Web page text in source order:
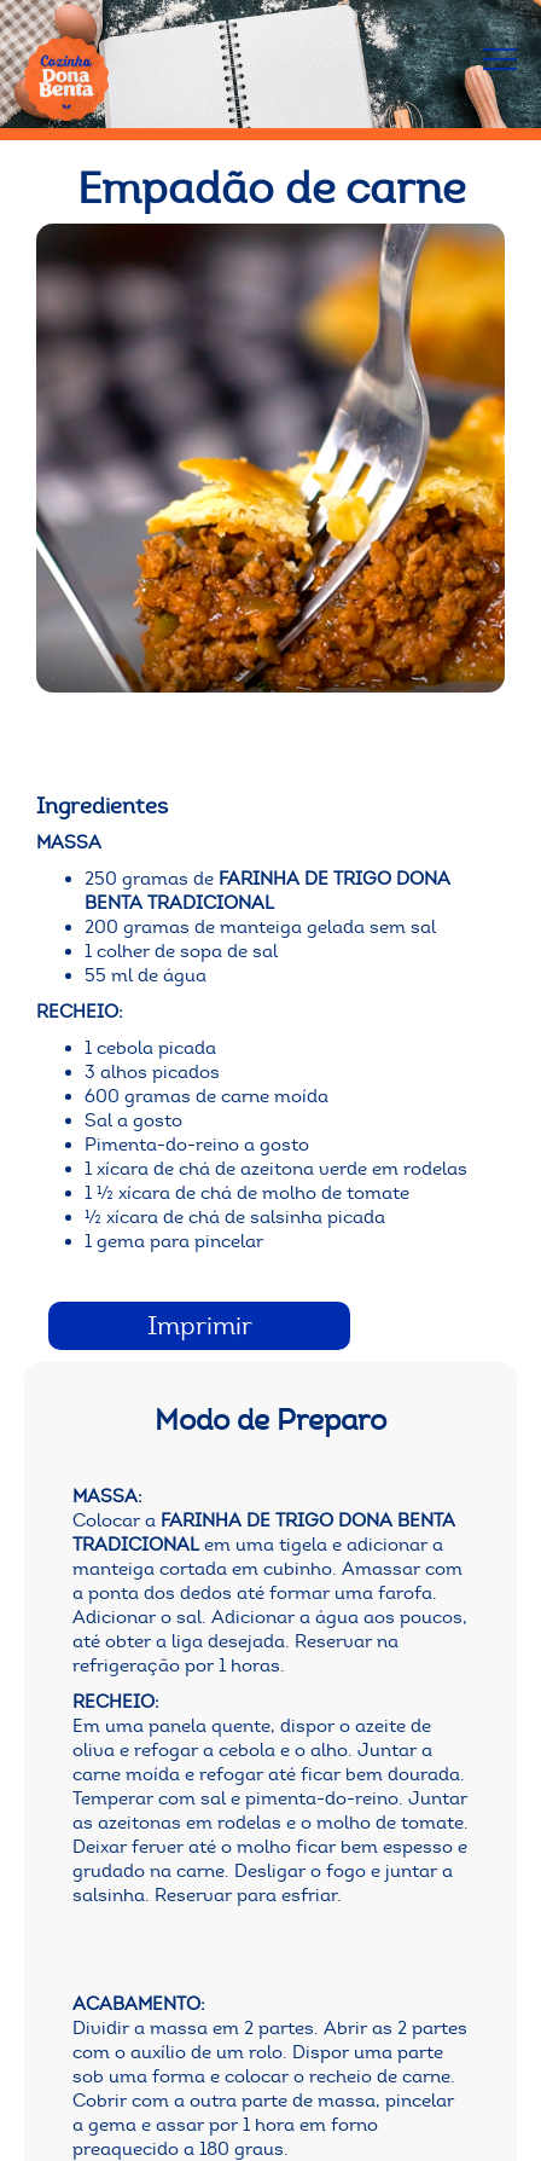
Empadão de carne
Ingredientes
MASSA
250 gramas de FARINHA DE TRIGO DONA
BENTA TRADICIONAL
200 gramas de manteiga gelada sem sal
1 colher de sopa de sal
55 ml de água
RECHEIO:
1 cebola picada
3 alhos picados
600 gramas de carne moída
Sal a gosto
Pimenta-do-reino a gosto
1 xícara de chá de azeitona verde em rodelas
1 ½ xícara de chá de molho de tomate
½ xícara de chá de salsinha picada
1 gema para pincelar
Imprimir
Modo de Preparo
MASSA:
Colocar a FARINHA DE TRIGO DONA BENTA
TRADICIONALem uma tigela e adicionar a
manteiga cortada em cubinho. Amassar com
a ponta dos dedos até formar uma farofa.
Adicionar o sal. Adicionar a água aos poucos,
até obter a liga desejada. Reservar na
refrigeração por 1 horas.
RECHEIO:
Em uma panela quente, dispor o azeite de
oliva e refogar a cebola e o alho. Juntar a
carne moída e refogar até ficar bem dourada.
Temperar com sal e pimenta-do-reino. Juntar
as azeitonas em rodelas e o molho de tomate.
Deixar ferver até o molho ficar bem espesso e
grudado na carne. Desligar o fogo e juntar a
salsinha. Reservar para esfriar.
ACABAMENTO:
Dividir a massa em 2 partes. Abrir as 2 partes
com o auxílio de um rolo. Dispor uma parte
sob uma forma e colocar o recheio de carne.
Cobrir com a outra parte de massa, pincelar
a gema e assar por 1 hora em forno
preaquecido a 180 graus.